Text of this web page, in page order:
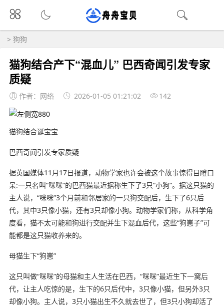
> 狗狗
猫狗结合产下“混血儿” 巴西奇闻引发专家
质疑
作者：网络 2026-01-05 01:21:02 142
猫狗结合诞宝宝
巴西奇闻引发专家质疑
据英国媒体11月17日报道，动物学家也许会被这个故事惊得目瞪口
呆:一只名叫“咪咪”的巴西猫最近据称生下了3只“小狗”。据这只猫的
主人说，“咪咪”3个月前和邻居家的一只狗交配后，生下了6只后
代，其中3只像小猫，还有3只却像小狗。动物学家们称，从科学角
度看，猫不太可能和狗进行交配并生下混血后代，这些“狗崽子”可
能都是这只猫收养来的。
母猫生下“狗崽”
这只叫做“咪咪”的母猫和主人生活在巴西，“咪咪”最近生下一窝后
代，让主人吃惊的是，生下的6只后代中，3只像小猫，但另外3只
却像小狗。主人说，3只小猫出生不久就去世了，但3只小狗却活了